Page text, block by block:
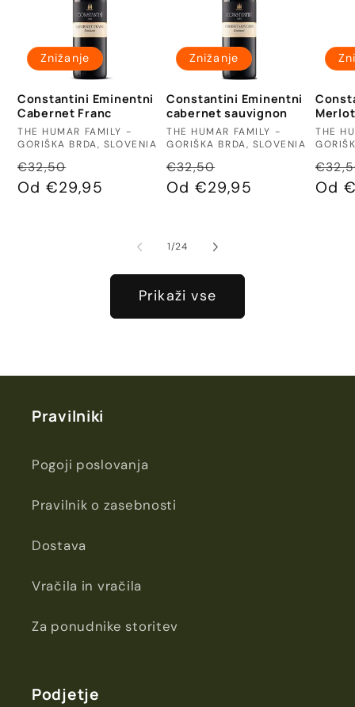
Znižanje
Constantini Eminentni
Cabernet Franc
Ponudnik:
THE HUMAR FAMILY -
GORIŠKA BRDA, SLOVENIA
Redna
cena
€32,50
cena
Od €29,95
Znižanje
Constantini Eminentni
cabernet sauvignon
Ponudnik:
THE HUMAR FAMILY -
GORIŠKA BRDA, SLOVENIA
Redna
cena
€32,50
cena
Od €29,95
Merlot
THE
cena
Od
1/od
24
Prikaži vse
Pravilniki
Pogoji poslovanja
Pravilnik o zasebnosti
Dostava
Vračila in vračila
Za ponudnike storitev
Podjetje